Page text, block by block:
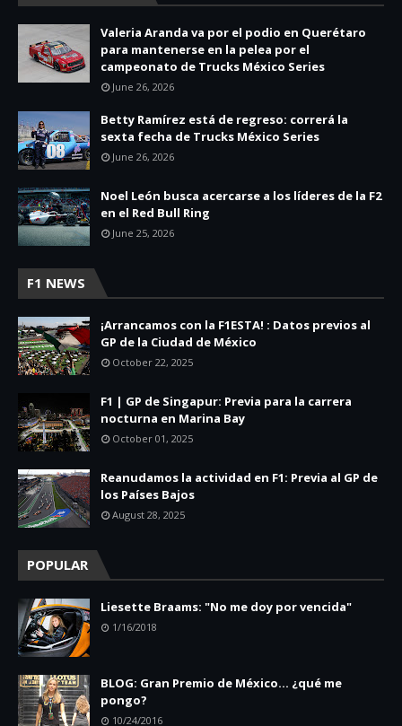
Valeria Aranda va por el podio en Querétaro
para mantenerse en la pelea por el
campeonato de Trucks México Series
June 26, 2026
Betty Ramírez está de regreso: correrá la
sexta fecha de Trucks México Series
June 26, 2026
Noel León busca acercarse a los líderes de la F2
en el Red Bull Ring
June 25, 2026
F1 NEWS
¡Arrancamos con la F1ESTA! : Datos previos al
GP de la Ciudad de México
October 22, 2025
F1 | GP de Singapur: Previa para la carrera
nocturna en Marina Bay
October 01, 2025
Reanudamos la actividad en F1: Previa al GP de
los Países Bajos
August 28, 2025
POPULAR
Liesette Braams: "No me doy por vencida"
1/16/2018
BLOG: Gran Premio de México... ¿qué me
pongo?
10/24/2016